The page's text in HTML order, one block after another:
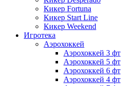
Кикер Fortuna
Кикер Start Line
Кикер Weekend
Игротека
Аэрохоккей
Аэрохоккей 3 фт
Аэрохоккей 5 фт
Аэрохоккей 6 фт
Аэрохоккей 4 фт